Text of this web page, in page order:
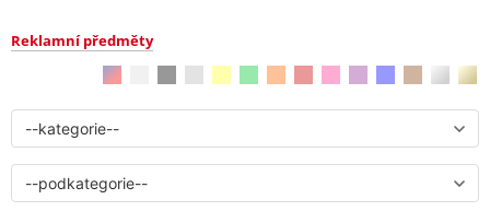
Reklamní předměty